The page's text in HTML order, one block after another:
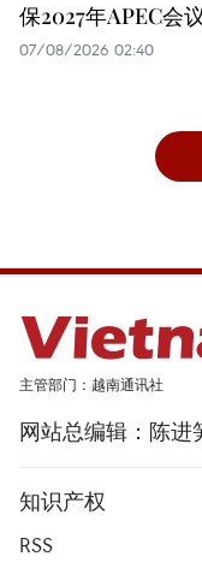
保2027年APEC会
07/08/2026 02:40
主管部门：越南通讯社
网站总编辑：陈进
知识产权
RSS